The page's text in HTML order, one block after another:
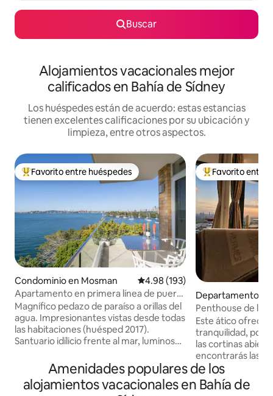
Buscar
Alojamientos vacacionales mejor
calificados en Bahía de Sídney
Los huéspedes están de acuerdo: estas estancias
tienen excelentes calificaciones por su ubicación y
limpieza, entre otros aspectos.
De los mejores en Favorito entre huéspedes
Favorito entre huéspedes
Condominio en Mosman Calificación promedio: 4.98 de
4.98 (193)
Apartamento en primera línea de puerto
con fabulosas vistas panorámicas
Magnífico pedazo de paraíso a orillas del
agua. Impresionantes vistas desde todas
las habitaciones (huésped 2017).
Santuario idílicio frente al mar, luminoso
Todas las sábanas y la unidad se limpian
profesionalmente. Balcón al aire libre
perfecto para bebidas/comidas.
De los mejores
Favorito entre
Departamento en
ds
Penthouse de
habitación•Vista al
Este ático ofrece
tranquilidad, por
las cortinas
encontrarás las
demasiado
que disfrutarás
urbano, que
Amenidades populares de los
alojamientos vacacionales en Bahía de